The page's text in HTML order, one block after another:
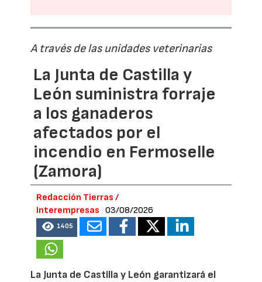
A través de las unidades veterinarias
La Junta de Castilla y
León suministra forraje
a los ganaderos
afectados por el
incendio en Fermoselle
(Zamora)
Redacción Tierras /
Interempresas
03/08/2026
1405
La Junta de Castilla y León garantizará el